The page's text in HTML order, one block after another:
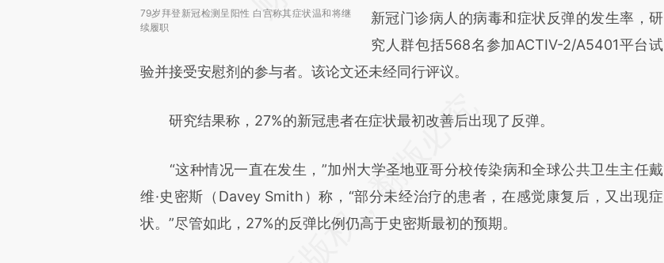
79岁拜登新冠检测呈阳性 白宫称其症状温和将继
续履职
新冠门诊病人的病毒和症状反弹的发生率，研
究人群包括568名参加ACTIV-2/A5401平台试
验并接受安慰剂的参与者。该论文还未经同行评议。
研究结果称，27%的新冠患者在症状最初改善后出现了反弹。
“这种情况一直在发生，”加州大学圣地亚哥分校传染病和全球公共卫生主任戴
维·史密斯（Davey Smith）称，“部分未经治疗的患者，在感觉康复后，又出现症
状。”尽管如此，27%的反弹比例仍高于史密斯最初的预期。